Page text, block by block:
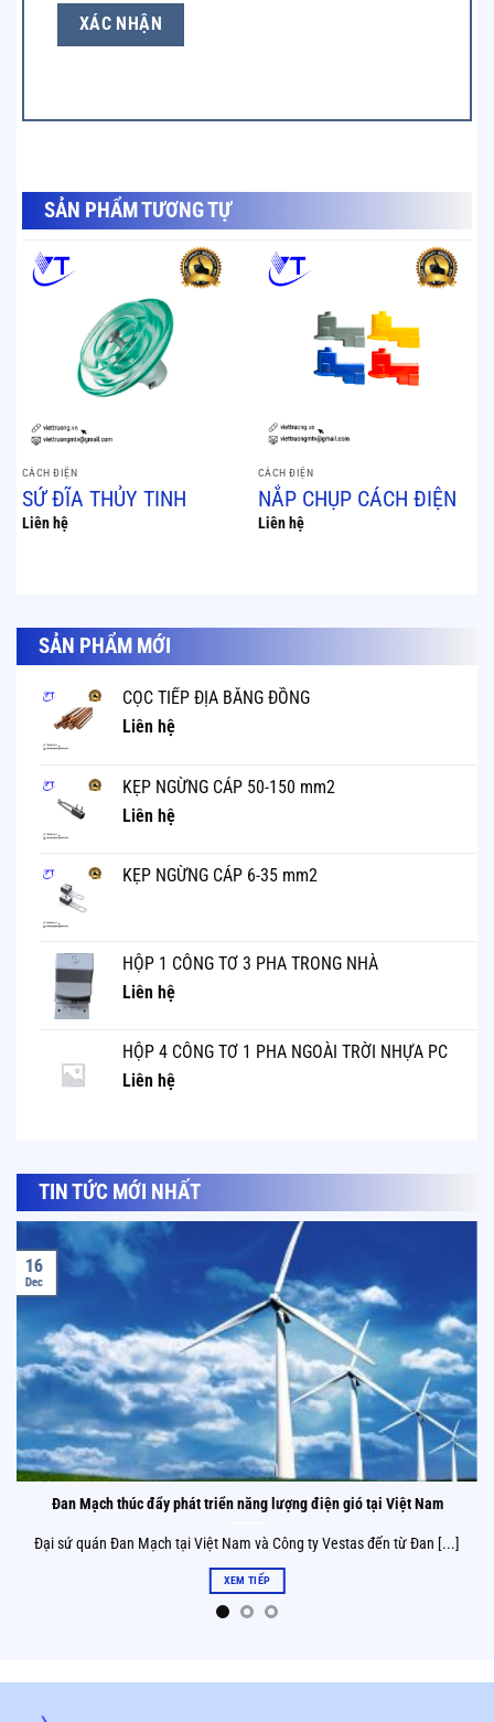
SẢN PHẨM TƯƠNG TỰ
CÁCH ĐIỆN
SỨ ĐĨA THỦY TINH
Liên hệ
CÁCH ĐIỆN
NẮP CHỤP CÁCH ĐIỆN
Liên hệ
SẢN PHẨM MỚI
CỌC TIẾP ĐỊA BẰNG ĐỒNG
Liên hệ
KẸP NGỪNG CÁP 50-150 mm2
Liên hệ
KẸP NGỪNG CÁP 6-35 mm2
HỘP 1 CÔNG TƠ 3 PHA TRONG NHÀ
Liên hệ
HỘP 4 CÔNG TƠ 1 PHA NGOÀI TRỜI NHỰA PC
Liên hệ
TIN TỨC MỚI NHẤT
Đan Mạch thúc đẩy phát triển năng lượng điện gió tại Việt Nam
Đại sứ quán Đan Mạch tại Việt Nam và Công ty Vestas đến từ Đan [...]
XEM TIẾP
16
Dec